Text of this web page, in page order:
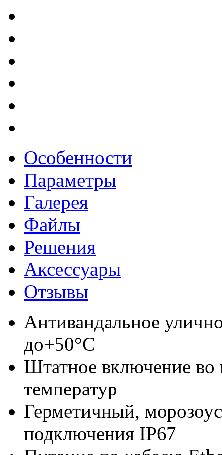
Особенности
Параметры
Галерея
Файлы
Решения
Аксессуары
Отзывы
Антивандальное
до+50°C
Штатное включение во
температур
Герметичный,
подключения IP67